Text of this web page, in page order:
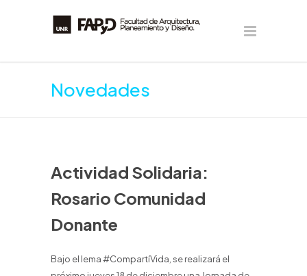
Novedades
Actividad Solidaria:
Rosario Comunidad
Donante
Bajo el lema #CompartíVida, se realizará el